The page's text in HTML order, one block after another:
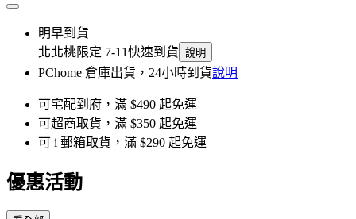
明早到貨
北北桃限定 7-11快速到貨 說明
PChome 倉庫出貨，24小時到貨說明
可宅配到府，滿 $490 起免運
可超商取貨，滿 $350 起免運
可 i 郵箱取貨，滿 $290 起免運
優惠活動